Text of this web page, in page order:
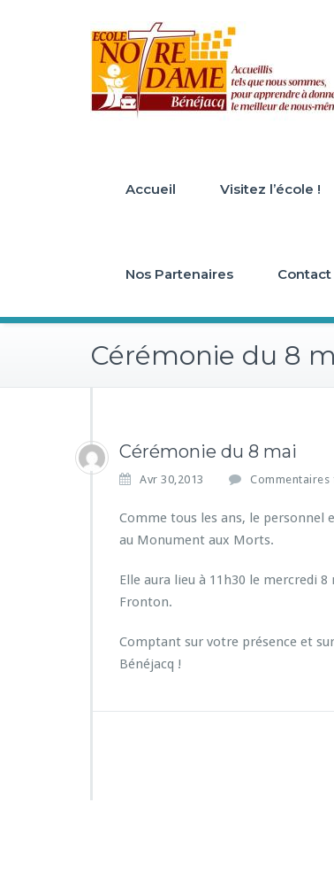
Accueil Visitez l’école !
Nos Partenaires Contact
Cérémonie du 8
Cérémonie du 8 mai
Avr 30,2013 Commentaires
Comme tous les ans, le personnel
au Monument aux Morts.
Elle aura lieu à 11h30 le mercredi 8
Fronton.
Comptant sur votre présence et
Bénéjacq !